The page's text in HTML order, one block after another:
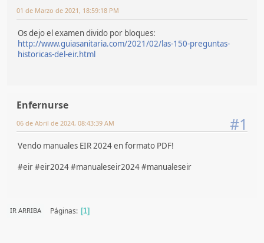
01 de Marzo de 2021, 18:59:18 PM
Os dejo el examen divido por bloques:
http://www.guiasanitaria.com/2021/02/las-150-preguntas-
historicas-del-eir.html
Enfernurse
#1
06 de Abril de 2024, 08:43:39 AM
Vendo manuales EIR 2024 en formato PDF!
#eir #eir2024 #manualeseir2024 #manualeseir
IR ARRIBA Páginas 1